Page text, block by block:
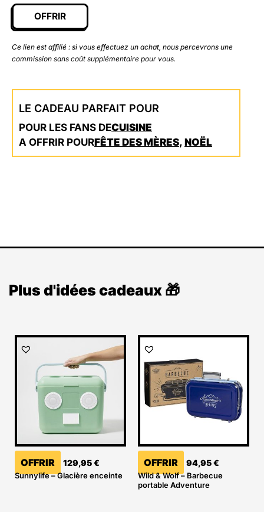
OFFRIR
Ce lien est affilié : si vous effectuez un achat, nous percevrons une
commission sans coût supplémentaire pour vous.
LE CADEAU PARFAIT POUR
POUR LES FANS DECUISINE
A OFFRIR POURFÊTE DES MÈRES, NOËL
Plus d'idées cadeaux 🎁
OFFRIR 129,95€
Sunnylife – Glacière enceinte
OFFRIR 94,95€
Wild & Wolf – Barbecue
portable Adventure